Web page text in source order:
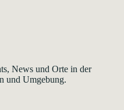
News und Orte in der
und Umgebung.